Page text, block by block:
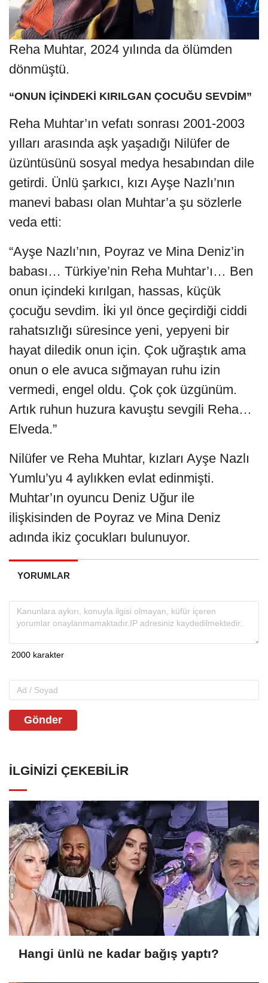
Reha Muhtar, 2024 yılında da ölümden
dönmüştü.
“ONUN İÇİNDEKİ KIRILGAN ÇOCUĞU SEVDİM”
Reha Muhtar’ın vefatı sonrası 2001-2003
yılları arasında aşk yaşadığı Nilüfer de
üzüntüsünü sosyal medya hesabından dile
getirdi. Ünlü şarkıcı, kızı Ayşe Nazlı’nın
manevi babası olan Muhtar’a şu sözlerle
veda etti:
“Ayşe Nazlı’nın, Poyraz ve Mina Deniz’in
babası… Türkiye’nin Reha Muhtar’ı… Ben
onun içindeki kırılgan, hassas, küçük
çocuğu sevdim. İki yıl önce geçirdiği ciddi
rahatsızlığı süresince yeni, yepyeni bir
hayat diledik onun için. Çok uğraştık ama
onun o ele avuca sığmayan ruhu izin
vermedi, engel oldu. Çok çok üzgünüm.
Artık ruhun huzura kavuştu sevgili Reha…
Elveda.”
Nilüfer ve Reha Muhtar, kızları Ayşe Nazlı
Yumlu’yu 4 aylıkken evlat edinmişti.
Muhtar’ın oyuncu Deniz Uğur ile
ilişkisinden de Poyraz ve Mina Deniz
adında ikiz çocukları bulunuyor.
YORUMLAR
Gönder
İLGINIZI ÇEKEBILIR
Hangi ünlü ne kadar bağış yaptı?